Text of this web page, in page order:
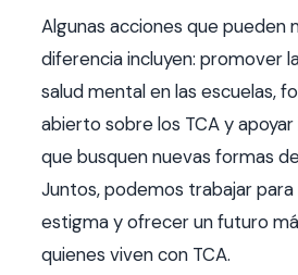
Algunas acciones que pueden
diferencia incluyen: promover
salud mental en las escuelas,
abierto sobre los TCA y
que busquen nuevas formas
Juntos, podemos trabajar
estigma y ofrecer un futuro
quienes viven con TCA.